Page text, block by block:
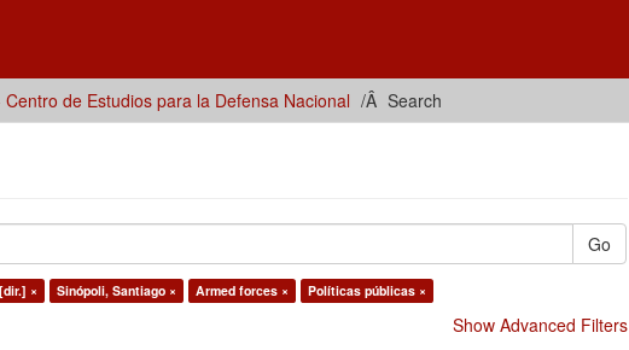
Centro de Estudios para la Defensa Nacional Search
Go
× Sinópoli, Santiago × Armed forces × Políticas públicas ×
Show Advanced Filters